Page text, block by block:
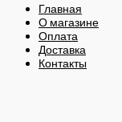
Главная
О магазине
Оплата
Доставка
Контакты